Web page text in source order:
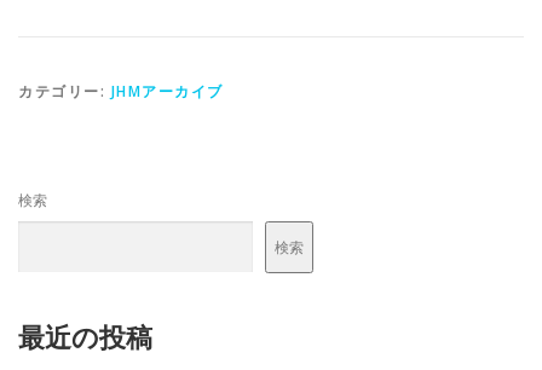
メンバーログイン
カテゴリー: JHMアーカイブ
検索
検索
最近の投稿